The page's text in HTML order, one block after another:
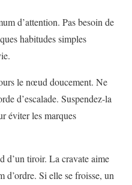
d’attention. Pas besoin de
habitudes simples
le nœud doucement. Ne
d’escalade. Suspendez-la
éviter les marques
d’un tiroir. La cravate aime
d’ordre. Si elle se froisse, un